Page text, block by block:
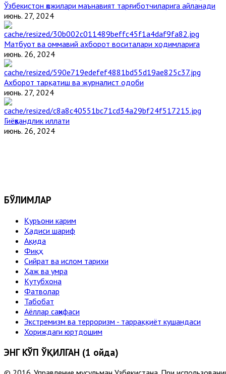
Ўзбекистон ҳожилари маънавият тарғиботчиларига айланади
июнь. 27, 2024
Матбуот ва оммавий ахборот воситалари ходимларига
июнь. 26, 2024
Ахборот тарқатиш ва журналист одоби
июнь. 27, 2024
Гиёҳвандлик иллати
июнь. 26, 2024
БЎЛИМЛАР
Қуръони карим
Ҳадиси шариф
Ақида
Фиқҳ
Сийрат ва ислом тарихи
Ҳаж ва умра
Кутубхона
Фатволар
Табобат
Аёллар саҳифаси
Экстремизм ва терроризм - тарраққиёт кушандаси
Хориждаги юртдошим
ЭНГ КЎП ЎҚИЛГАН (1 ойда)